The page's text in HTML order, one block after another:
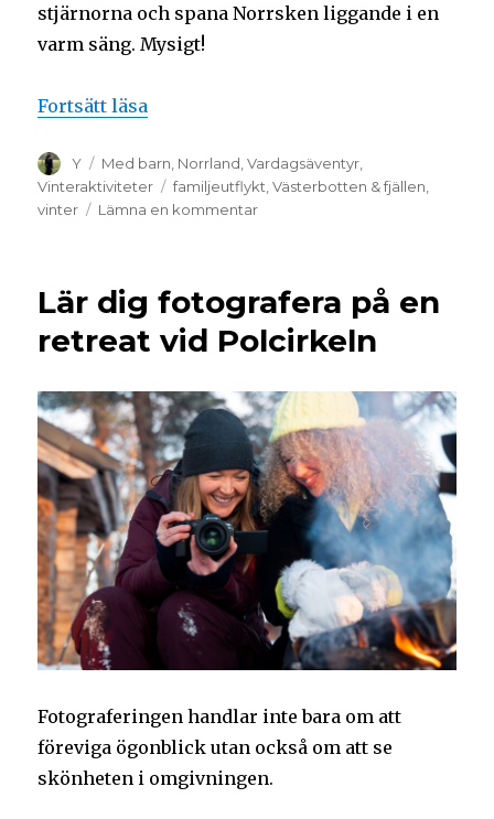
stjärnorna och spana Norrsken liggande i en
varm säng. Mysigt!
Fortsätt läsa
Y Med barn Norrland ,Vardagsäventyr
Vinteraktiviteter
familjeutflykt ,Västerbotten & fjällen
vinter
Lämna en kommentar
Lär dig fotografera på en
retreat vid Polcirkeln
Fotograferingen handlar inte bara om att
föreviga ögonblick utan också om att se
skönheten i omgivningen.